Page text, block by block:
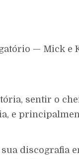
— Mick e
sentir o
e
discografia